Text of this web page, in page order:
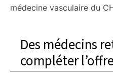
médecine vasculaire du
Des médecins
compléter